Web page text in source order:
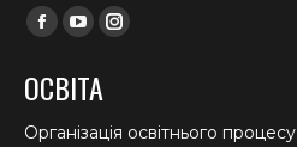
Find us on:
Facebook
opens
in
YouTube
opens
in
Instagram
in
ОСВІТА
Організація освітнього процесу